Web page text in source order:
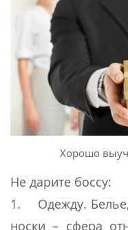
Хорошо
Не дарите боссу:
1. Одежду. Белье,
носки – сфера